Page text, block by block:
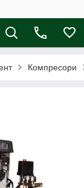
Компресори